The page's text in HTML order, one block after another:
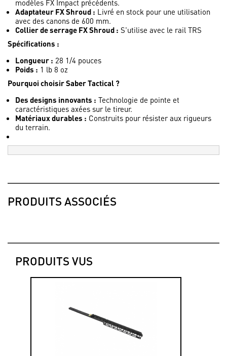
modèles FX Impact précédents.
Adaptateur FX Shroud : Livré en stock pour une utilisation
avec des canons de 600 mm.
Collier de serrage FX Shroud : S'utilise avec le rail TRS
Spécifications :
Longueur : 28 1/4 pouces
Poids : 1 lb 8 oz
Pourquoi choisir Saber Tactical ?
Des designs innovants : Technologie de pointe et
caractéristiques axées sur le tireur.
Matériaux durables : Construits pour résister aux rigueurs
du terrain.
PRODUITS ASSOCIÉS
PRODUITS VUS